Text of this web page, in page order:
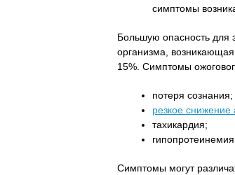
симптомы
Большую опасность для
организма,
15%. Симптомы
потеря сознания;
резкое снижение
тахикардия;
гипопротеинемия.
Симптомы могут